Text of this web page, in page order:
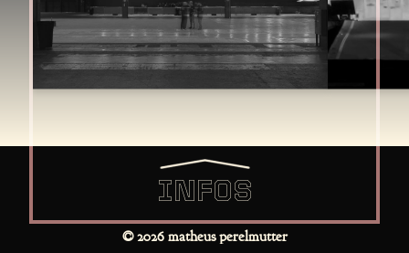
INFOS
© 2026 matheus perelmutter